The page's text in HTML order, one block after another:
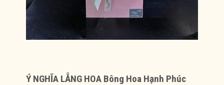
Ý NGHĨA LẴNG HOA Bông Hoa Hạnh Phúc